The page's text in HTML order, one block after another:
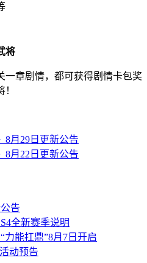
将
一章剧情，都可获得剧情卡包奖
8月29日更新公告
8月22日更新公告
告
全新赛季说明
力能扛鼎”8月7日开启
动预告